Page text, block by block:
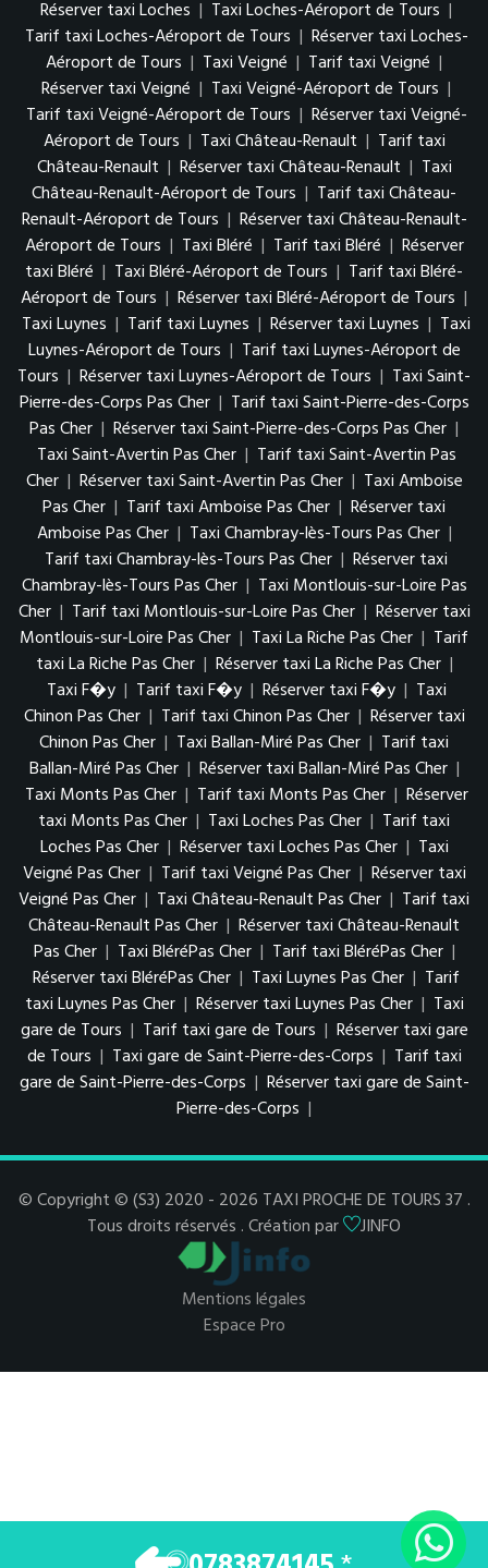
Réserver taxi Loches | Taxi Loches-Aéroport de Tours |
Tarif taxi Loches-Aéroport de Tours | Réserver taxi Loches-
Aéroport de Tours | Taxi Veigné | Tarif taxi Veigné |
Réserver taxi Veigné | Taxi Veigné-Aéroport de Tours |
Tarif taxi Veigné-Aéroport de Tours | Réserver taxi Veigné-
Aéroport de Tours | Taxi Château-Renault | Tarif taxi
Château-Renault | Réserver taxi Château-Renault | Taxi
Château-Renault-Aéroport de Tours | Tarif taxi Château-
Renault-Aéroport de Tours | Réserver taxi Château-Renault-
Aéroport de Tours | Taxi Bléré | Tarif taxi Bléré | Réserver
taxi Bléré | Taxi Bléré-Aéroport de Tours | Tarif taxi Bléré-
Aéroport de Tours | Réserver taxi Bléré-Aéroport de Tours |
Taxi Luynes | Tarif taxi Luynes | Réserver taxi Luynes | Taxi
Luynes-Aéroport de Tours | Tarif taxi Luynes-Aéroport de
Tours | Réserver taxi Luynes-Aéroport de Tours | Taxi Saint-
Pierre-des-Corps Pas Cher | Tarif taxi Saint-Pierre-des-Corps
Pas Cher | Réserver taxi Saint-Pierre-des-Corps Pas Cher |
Taxi Saint-Avertin Pas Cher | Tarif taxi Saint-Avertin Pas
Cher | Réserver taxi Saint-Avertin Pas Cher | Taxi Amboise
Pas Cher | Tarif taxi Amboise Pas Cher | Réserver taxi
Amboise Pas Cher | Taxi Chambray-lès-Tours Pas Cher |
Tarif taxi Chambray-lès-Tours Pas Cher | Réserver taxi
Chambray-lès-Tours Pas Cher | Taxi Montlouis-sur-Loire Pas
Cher | Tarif taxi Montlouis-sur-Loire Pas Cher | Réserver taxi
Montlouis-sur-Loire Pas Cher | Taxi La Riche Pas Cher | Tarif
taxi La Riche Pas Cher | Réserver taxi La Riche Pas Cher |
Taxi F�y | Tarif taxi F�y | Réserver taxi F�y | Taxi
Chinon Pas Cher | Tarif taxi Chinon Pas Cher | Réserver taxi
Chinon Pas Cher | Taxi Ballan-Miré Pas Cher | Tarif taxi
Ballan-Miré Pas Cher | Réserver taxi Ballan-Miré Pas Cher |
Taxi Monts Pas Cher | Tarif taxi Monts Pas Cher | Réserver
taxi Monts Pas Cher | Taxi Loches Pas Cher | Tarif taxi
Loches Pas Cher | Réserver taxi Loches Pas Cher | Taxi
Veigné Pas Cher | Tarif taxi Veigné Pas Cher | Réserver taxi
Veigné Pas Cher | Taxi Château-Renault Pas Cher | Tarif taxi
Château-Renault Pas Cher | Réserver taxi Château-Renault
Pas Cher | Taxi BléréPas Cher | Tarif taxi BléréPas Cher |
Réserver taxi BléréPas Cher | Taxi Luynes Pas Cher | Tarif
taxi Luynes Pas Cher | Réserver taxi Luynes Pas Cher | Taxi
gare de Tours | Tarif taxi gare de Tours | Réserver taxi gare
de Tours | Taxi gare de Saint-Pierre-des-Corps | Tarif taxi
gare de Saint-Pierre-des-Corps | Réserver taxi gare de Saint-
Pierre-des-Corps |
© Copyright © (S3) 2020 - 2026 TAXI PROCHE DE TOURS 37 .
Tous droits réservés . Création par
JINFO
Mentions légales
Espace Pro